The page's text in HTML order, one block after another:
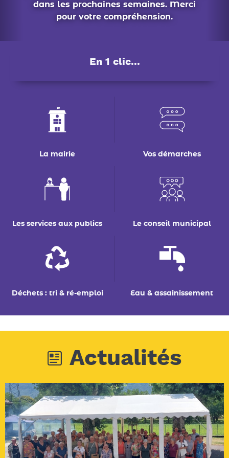
Merci
En 1 clic...
La mairie Vos démarches
Les services aux publics Le conseil municipal
Déchets : tri & ré-emploi Eau & assainissement
Actualités